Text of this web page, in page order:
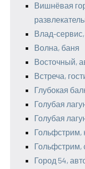
Вишнёвая
Влад-
Волна, баня
Восточный,
Встреча,
Глубокая
Голубая
Голубая
Гольфстрим,
Гольфстрим,
Город 54,